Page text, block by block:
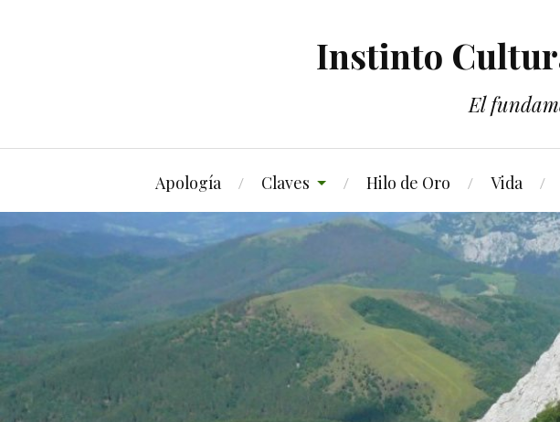
Instinto
El
Apología Claves Hilo de Oro Vida